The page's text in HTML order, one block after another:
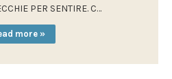
PER SENTIRE. C…
more »